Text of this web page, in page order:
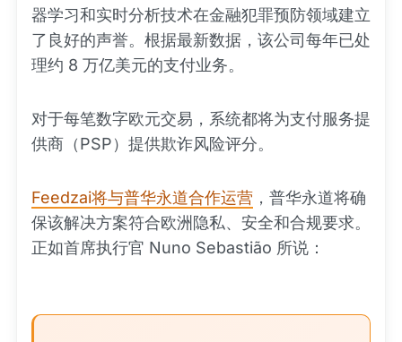
器学习和实时分析技术在金融犯罪预防领域建立
了良好的声誉。根据最新数据，该公司每年已处
理约 8 万亿美元的支付业务。
对于每笔数字欧元交易，系统都将为支付服务提
供商（PSP）提供欺诈风险评分。
Feedzai将与普华永道合作运营 ，普华永道将确
保该解决方案符合欧洲隐私、安全和合规要求。
正如首席执行官 Nuno Sebastião 所说：